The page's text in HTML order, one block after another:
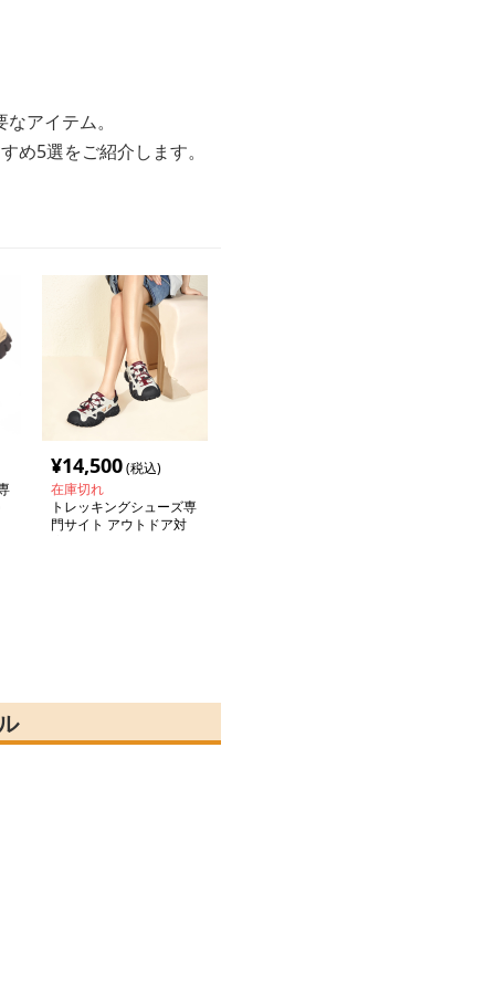
アイテム。
め5選をご紹介します。
¥14,500(税込)
在庫切れ
トレッキングシューズ専
門サイト アウトドア対